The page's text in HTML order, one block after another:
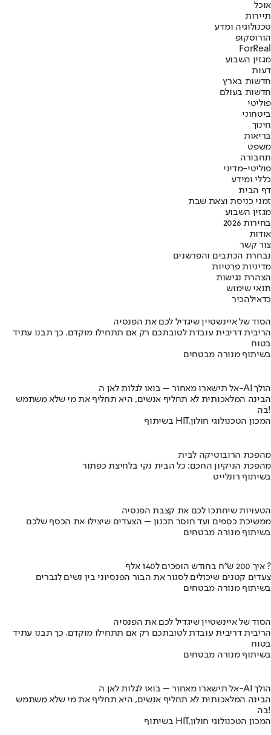
אוכל
תיירות
טכנולוגיה ומדע
הורוסקופ
ForReal
מגזין השבוע
דעות
חדשות בארץ
חדשות בעולם
פוליטי
ביטחוני
חינוך
בריאות
משפט
תחבורה
פוליטי-מדיני
כללי ומידע
דף הבית
זמני כניסת וצאת שבת
מגזין השבוע
בחירות 2026
אודות
צור קשר
נבחרת הכתבים והפרשנים
מדיניות פרטיות
הצהרת נגישות
תנאי שימוש
כדאילהכיר
הסוד של איינשטיין שיגדיל לכם את הפנסיה
הריבית דריבית עובדת לטובתכם רק אם תתחילו מוקדם. כך תבנו עתיד
בטוח
בשיתוף מנורה מבטחים
אל תישארו מאחור – בואו לגלות לאן ה-AI הולך
הבינה המלאכותית לא תחליף אנשים, היא תחליף את מי שלא משתמש
בה!
בשיתוף HIT,המכון הטכנולוגי חולון
מהפכת הרובוטיקה לבית
מהפכת הניקיון החכם: כל הבית נקי בלחיצת כפתור
בשיתוף רונלייט
הטעויות שיחתכו לכם את קצבת הפנסיה
ממשיכת כספים ועד חוסר תכנון – הצעדים שיצילו את הכסף שלכם
בשיתוף מנורה מבטחים
איך 200 ש"ח בחודש הופכים ל140 אלף ?
צעדים קטנים שיכולים לסגור את הבור הפנסיוני בין נשים לגברים
בשיתוף מנורה מבטחים
הסוד של איינשטיין שיגדיל לכם את הפנסיה
הריבית דריבית עובדת לטובתכם רק אם תתחילו מוקדם. כך תבנו עתיד
בטוח
בשיתוף מנורה מבטחים
אל תישארו מאחור – בואו לגלות לאן ה-AI הולך
הבינה המלאכותית לא תחליף אנשים, היא תחליף את מי שלא משתמש
בה!
בשיתוף HIT,המכון הטכנולוגי חולון